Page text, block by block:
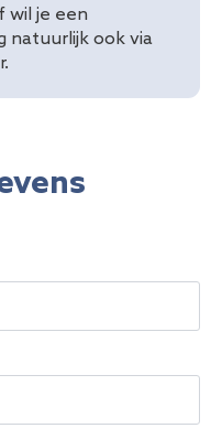
wil je een
natuurlijk ook via